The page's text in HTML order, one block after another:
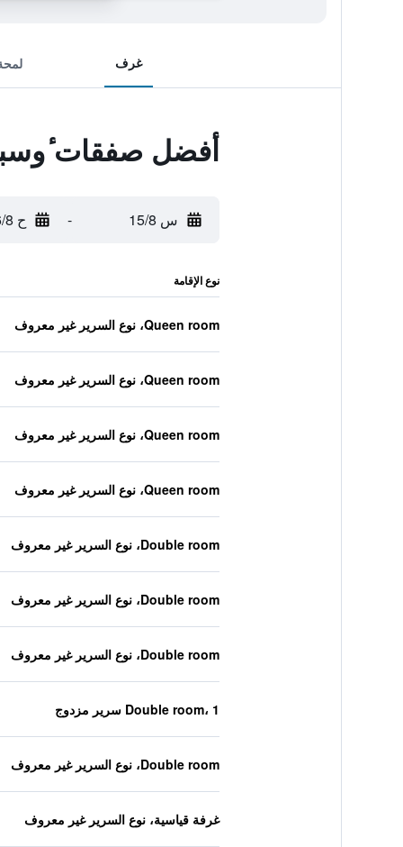
غرف
أفضل صفقات
س 15/8 - ح 16/8
نوع الإقامة
Queen room، نوع السرير غير معروف
Queen room، نوع السرير غير معروف
Queen room، نوع السرير غير معروف
Queen room، نوع السرير غير معروف
Double room، نوع السرير غير معروف
Double room، نوع السرير غير معروف
Double room، نوع السرير غير معروف
Double room، 1 سرير مزدوج
Double room، نوع السرير غير معروف
غرفة قياسية، نوع السرير غير معروف